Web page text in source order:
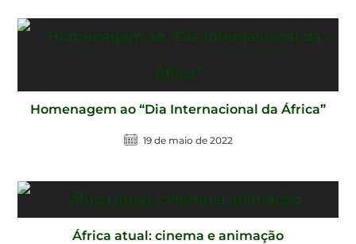
Homenagem ao “Dia Internacional da África”
19 de maio de 2022
África atual: cinema e animação